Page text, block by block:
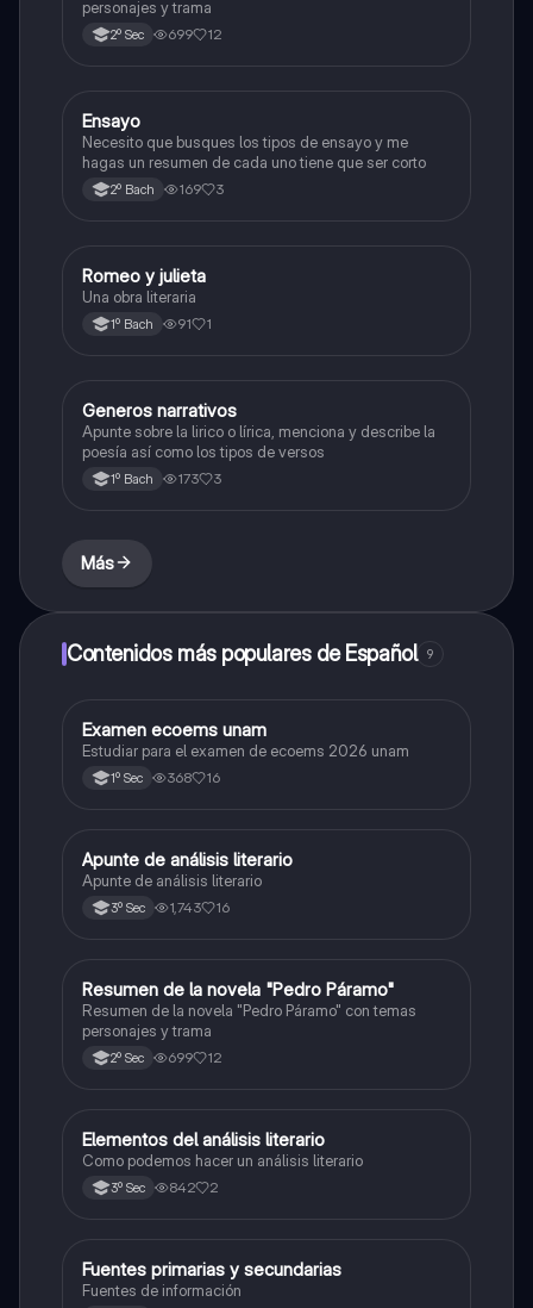
personajes y trama
2º Sec 699 12
Lectura, expresión oral y escrita
Ensayo
Necesito que busques los tipos de ensayo y me
hagas un resumen de cada uno tiene que ser corto
2º Bach 169 3
Lectura, expresión oral y escrita
Romeo y julieta
Una obra literaria
1º Bach 91 1
Lectura, expresión oral y escrita
Generos narrativos
Apunte sobre la lirico o lírica, menciona y describe la
poesía así como los tipos de versos
1º Bach 173 3
Más
Contenidos más populares de Español 9
Español
Examen ecoems unam
Estudiar para el examen de ecoems 2026 unam
1º Sec 368 16
Español
Apunte de análisis literario
Apunte de análisis literario
3º Sec 1,743 16
Español
Resumen de la novela "Pedro Páramo"
Resumen de la novela "Pedro Páramo" con temas
personajes y trama
2º Sec 699 12
Español
Elementos del análisis literario
Como podemos hacer un análisis literario
3º Sec 842 2
Español
Fuentes primarias y secundarias
Fuentes de información